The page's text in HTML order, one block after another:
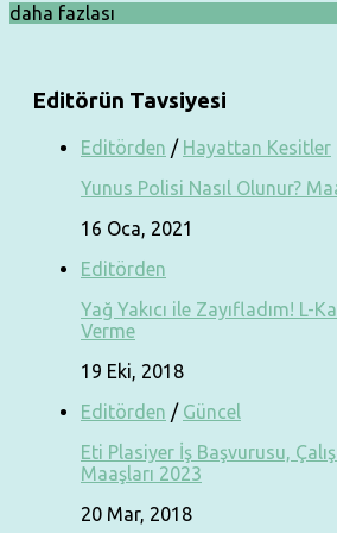
daha fazlası
Editörün Tavsiyesi
Editörden / Hayattan Kesitler
Yunus Polisi Nasıl Olunur?
16 Oca, 2021
Editörden
Yağ Yakıcı ile Zayıfladım! L-
Verme
19 Eki, 2018
Editörden / Güncel
Eti Plasiyer İş Başvurusu,
Maaşları 2023
20 Mar, 2018